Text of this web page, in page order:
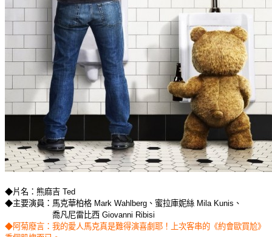
◆片名：熊麻吉 Ted
◆主要演員：馬克華柏格 Mark Wahlberg、蜜拉庫妮絲 Mila Kunis、
喬凡尼雷比西 Giovanni Ribisi
◆阿菊廢言：我的愛人馬克真是難得演喜劇耶！上次客串的《約會歐買尬》